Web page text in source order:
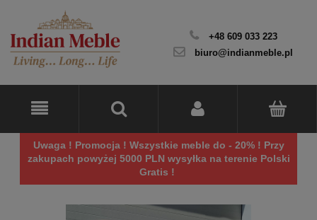
+48 609 033 223
biuro@indianmeble.pl
Uwaga ! Promocja ! Wszystkie meble do - 20% ! Przy
zakupach powyżej 5000 PLN wysyłka na terenie Polski
Gratis !